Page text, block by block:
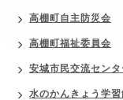
高棚町自主防災会
高棚町福祉委員会
安城市民交流センタ
水のかんきょう学習